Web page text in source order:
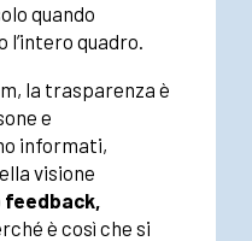
quando
quadro.
la trasparenza è
e
informati,
visione
feedback,
è così che si